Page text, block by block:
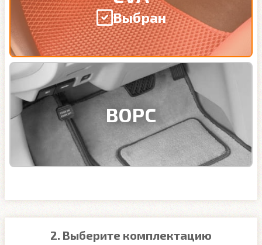
Выбран
ВОРС
2. Выберите комплектацию